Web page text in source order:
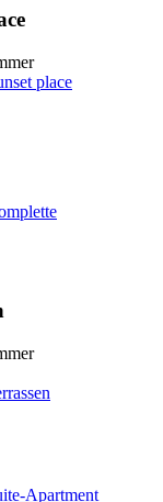
place
Apartment